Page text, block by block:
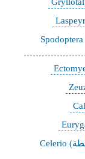
الدودة الخضراء (دودة بنجر السكري) Spodoptera
دودة أوراق العنب (عثة الصقر المخططة) Celerio